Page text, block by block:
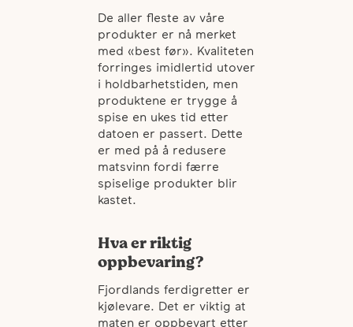
De aller fleste av våre
produkter er nå merket
med «best før». Kvaliteten
forringes imidlertid utover
i holdbarhetstiden, men
produktene er trygge å
spise en ukes tid etter
datoen er passert. Dette
er med på å redusere
matsvinn fordi færre
spiselige produkter blir
kastet.
Hva er riktig
oppbevaring?
Fjordlands ferdigretter er
kjølevare. Det er viktig at
maten er oppbevart etter